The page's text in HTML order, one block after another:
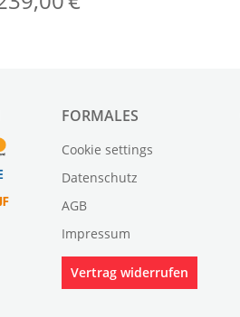
FORMALES
Cookie settings
Datenschutz
AGB
Impressum
Vertrag widerrufen